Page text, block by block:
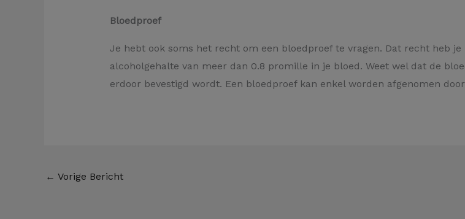
Bloedproef
Je hebt ook soms het recht om een bloedproef te vragen. Dat recht heb
alcoholgehalte van meer dan 0.8 promille in je bloed. Weet wel dat de
erdoor bevestigd wordt. Een bloedproef kan enkel worden afgenomen
← Vorige Bericht